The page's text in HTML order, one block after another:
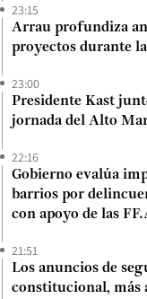
23:15
Arrau profundiza
proyectos durante
23:00
Presidente Kast
jornada del Alto
22:16
Gobierno evalúa
barrios por
con apoyo de las
21:51
Los anuncios de
constitucional, más